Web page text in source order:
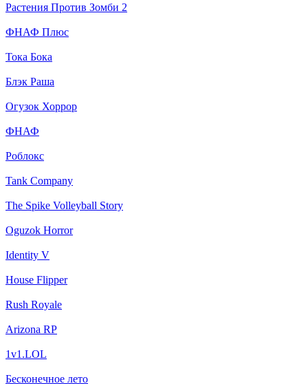
Растения Против Зомби 2
ФНАФ Плюс
Тока Бока
Блэк Раша
Огузок Хоррор
ФНАФ
Роблокс
Tank Company
The Spike Volleyball Story
Oguzok Horror
Identity V
House Flipper
Rush Royale
Arizona RP
1v1.LOL
Бесконечное лето